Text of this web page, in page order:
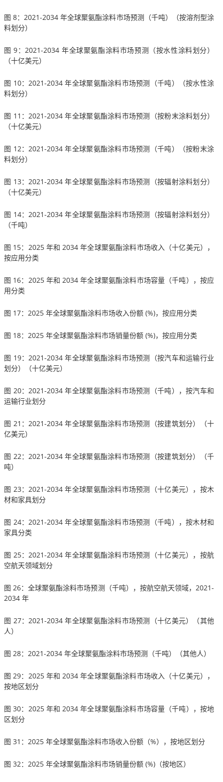
图 8：2021-2034 年全球聚氨酯涂料市场预测（千吨）（按溶剂型涂
料划分）
图 9：2021-2034 年全球聚氨酯涂料市场预测（按水性涂料划分）
（十亿美元）
图 10：2021-2034 年全球聚氨酯涂料市场预测（千吨）（按水性涂
料划分）
图 11：2021-2034 年全球聚氨酯涂料市场预测（按粉末涂料划分）
（十亿美元）
图 12：2021-2034 年全球聚氨酯涂料市场预测（千吨）（按粉末涂
料划分）
图 13：2021-2034 年全球聚氨酯涂料市场预测（按辐射涂料划分）
（十亿美元）
图 14：2021-2034 年全球聚氨酯涂料市场预测（按辐射涂料划分）
（千吨）
图 15：2025 年和 2034 年全球聚氨酯涂料市场收入（十亿美元），
按应用分类
图 16：2025 年和 2034 年全球聚氨酯涂料市场容量（千吨），按应
用分类
图 17：2025 年全球聚氨酯涂料市场收入份额 (%)，按应用分类
图 18：2025 年全球聚氨酯涂料市场销量份额 (%)，按应用分类
图 19：2021-2034 年全球聚氨酯涂料市场预测（按汽车和运输行业
划分）（十亿美元）
图 20：2021-2034 年全球聚氨酯涂料市场预测（千吨），按汽车和
运输行业划分
图 21：2021-2034 年全球聚氨酯涂料市场预测（按建筑划分）（十
亿美元）
图 22：2021-2034 年全球聚氨酯涂料市场预测（按建筑划分）（千
吨）
图 23：2021-2034 年全球聚氨酯涂料市场预测（十亿美元），按木
材和家具划分
图 24：2021-2034 年全球聚氨酯涂料市场预测（千吨），按木材和
家具分类
图 25：2021-2034 年全球聚氨酯涂料市场预测（十亿美元），按航
空航天领域划分
图 26：全球聚氨酯涂料市场预测（千吨），按航空航天领域，2021-
2034 年
图 27：2021-2034 年全球聚氨酯涂料市场预测（十亿美元）（其他
人）
图 28：2021-2034 年全球聚氨酯涂料市场预测（千吨）（其他人）
图 29：2025 年和 2034 年全球聚氨酯涂料市场收入（十亿美元），
按地区划分
图 30：2025 年和 2034 年全球聚氨酯涂料市场容量（千吨），按地
区划分
图 31：2025 年全球聚氨酯涂料市场收入份额（%），按地区划分
图 32：2025 年全球聚氨酯涂料市场销量份额 (%)（按地区）